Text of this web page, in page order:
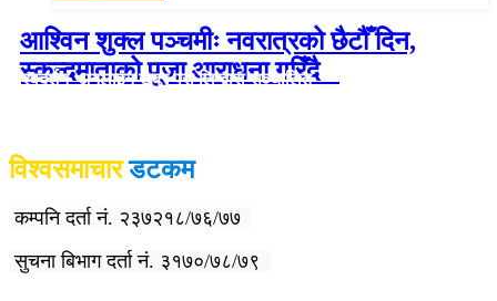
आश्विन शुक्ल पञ्चमीः नवरात्रको छैटौँ दिन,
स्कन्दमाताको पूजा आराधना गरिँदै
विश्वदर्शन अनलाइन खबर प्रा लि द्वारा सञ्चालित
विश्वसमाचारडटकम
कम्पनि दर्ता नं. २३७२१८/७६/७७
सुचना बिभाग दर्ता नं. ३१७०/७८/७९